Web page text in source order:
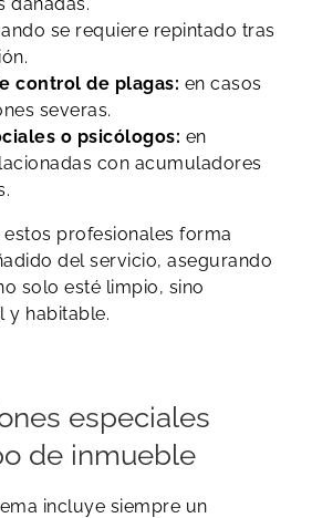
se requiere repintado tras
control de plagas: en casos
severas.
o psicólogos: en
con acumuladores
profesionales forma
del servicio, asegurando
solo esté limpio, sino
y habitable.
especiales
de inmueble
incluye siempre un